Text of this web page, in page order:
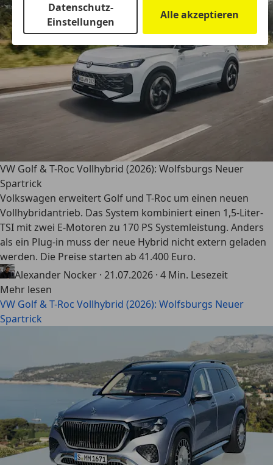
Datenschutz-
Einstellungen
Alle akzeptieren
VW Golf & T-Roc Vollhybrid (2026): Wolfsburgs Neuer
Spartrick
Volkswagen erweitert Golf und T-Roc um einen neuen
Vollhybridantrieb. Das System kombiniert einen 1,5-Liter-
TSI mit zwei E-Motoren zu 170 PS Systemleistung. Anders
als ein Plug-in muss der neue Hybrid nicht extern geladen
werden. Die Preise starten ab 41.400 Euro.
Alexander Nocker · 21.07.2026 · 4 Min. Lesezeit
Mehr lesen
VW Golf & T-Roc Vollhybrid (2026): Wolfsburgs Neuer
Spartrick